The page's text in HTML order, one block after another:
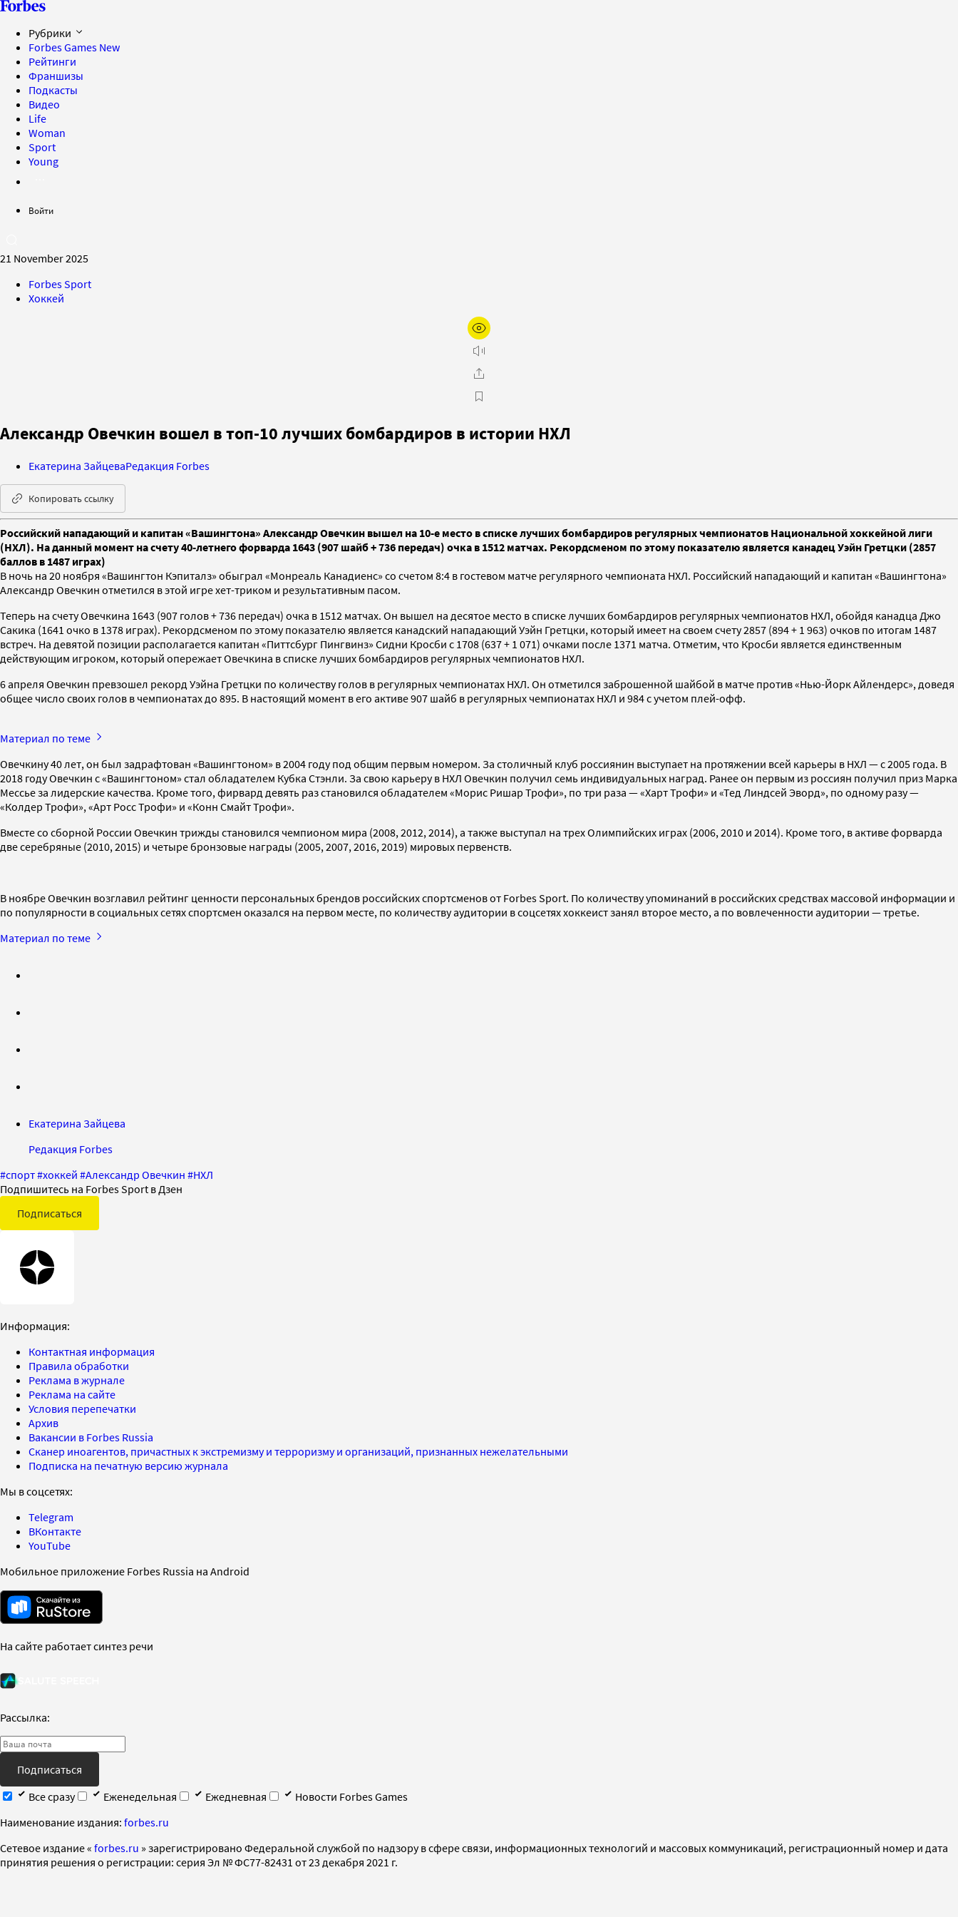
Рубрики
Forbes Games New
Рейтинги
Франшизы
Подкасты
Видео
Life
Woman
Sport
Young
Войти
21 November 2025
Forbes Sport
Хоккей
Александр Овечкин вошел в топ-10 лучших бомбардиров в истории НХЛ
Екатерина ЗайцеваРедакция Forbes
Копировать ссылку
Российский нападающий и капитан «Вашингтона» Александр Овечкин вышел на 10-е место в списке лучших бомбардиров регулярных чемпионатов Национальной хоккейной лиги
(НХЛ). На данный момент на счету 40-летнего форварда 1643 (907 шайб + 736 передач) очка в 1512 матчах. Рекордсменом по этому показателю является канадец Уэйн Гретцки (2857
баллов в 1487 играх)
В ночь на 20 ноября «Вашингтон Кэпиталз» обыграл «Монреаль Канадиенс» со счетом 8:4 в гостевом матче регулярного чемпионата НХЛ. Российский нападающий и капитан «Вашингтона»
Александр Овечкин отметился в этой игре хет-триком и результативным пасом.
Теперь на счету Овечкина 1643 (907 голов + 736 передач) очка в 1512 матчах. Он вышел на десятое место в списке лучших бомбардиров регулярных чемпионатов НХЛ, обойдя канадца Джо
Сакика (1641 очко в 1378 играх). Рекордсменом по этому показателю является канадский нападающий Уэйн Гретцки, который имеет на своем счету 2857 (894 + 1 963) очков по итогам 1487
встреч. На девятой позиции располагается капитан «Питтсбург Пингвинз» Сидни Кросби с 1708 (637 + 1 071) очками после 1371 матча. Отметим, что Кросби является единственным
действующим игроком, который опережает Овечкина в списке лучших бомбардиров регулярных чемпионатов НХЛ.
6 апреля Овечкин превзошел рекорд Уэйна Гретцки по количеству голов в регулярных чемпионатах НХЛ. Он отметился заброшенной шайбой в матче против «Нью-Йорк Айлендерс», доведя
общее число своих голов в чемпионатах до 895. В настоящий момент в его активе 907 шайб в регулярных чемпионатах НХЛ и 984 с учетом плей-офф.
Материал по теме
Овечкину 40 лет, он был задрафтован «Вашингтоном» в 2004 году под общим первым номером. За столичный клуб россиянин выступает на протяжении всей карьеры в НХЛ — с 2005 года. В
2018 году Овечкин с «Вашингтоном» стал обладателем Кубка Стэнли. За свою карьеру в НХЛ Овечкин получил семь индивидуальных наград. Ранее он первым из россиян получил приз Марка
Мессье за лидерские качества. Кроме того, фирвард девять раз становился обладателем «Морис Ришар Трофи», по три раза — «Харт Трофи» и «Тед Линдсей Эворд», по одному разу —
«Колдер Трофи», «Арт Росс Трофи» и «Конн Смайт Трофи».
Вместе со сборной России Овечкин трижды становился чемпионом мира (2008, 2012, 2014), а также выступал на трех Олимпийских играх (2006, 2010 и 2014). Кроме того, в активе форварда
две серебряные (2010, 2015) и четыре бронзовые награды (2005, 2007, 2016, 2019) мировых первенств.
В ноябре Овечкин возглавил рейтинг ценности персональных брендов российских спортсменов от Forbes Sport. По количеству упоминаний в российских средствах массовой информации и
по популярности в социальных сетях спортсмен оказался на первом месте, по количеству аудитории в соцсетях хоккеист занял второе место, а по вовлеченности аудитории — третье.
Материал по теме
Екатерина Зайцева
Редакция Forbes
#спорт#хоккей #Александр Овечкин #НХЛ
Подпишитесь на Forbes Sport в Дзен
Подписаться
Информация:
Контактная информация
Правила обработки
Реклама в журнале
Реклама на сайте
Условия перепечатки
Архив
Вакансии в Forbes Russia
Сканер иноагентов, причастных к экстремизму и терроризму и организаций, признанных нежелательными
Подписка на печатную версию журнала
Мы в соцсетях:
Telegram
ВКонтакте
YouTube
Мобильное приложение Forbes Russia на Android
На сайте работает синтез речи
Рассылка:
Подписаться
Все сразу
Еженедельная Ежедневная
Новости Forbes Games
Наименование издания: forbes.ru
Cетевое издание « forbes.ru » зарегистрировано Федеральной службой по надзору в сфере связи, информационных технологий и массовых коммуникаций, регистрационный номер и дата
принятия решения о регистрации: серия Эл № ФС77-82431 от 23 декабря 2021 г.